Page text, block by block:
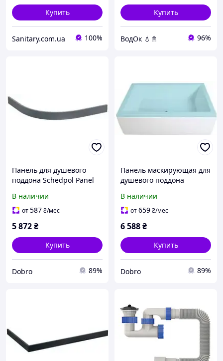
Купить
Sanitary.com.ua 100%
Купить
ВодОк 💧🚿 96%
Панель для душевого
поддона Schedpol Panel
серый акрил
В наличии
от587₴/мес
5 872₴
Купить
Dobro 89%
Панель маскирующая для
душевого поддона
120x36 см
В наличии
от659₴/мес
6 588₴
Купить
Dobro 89%